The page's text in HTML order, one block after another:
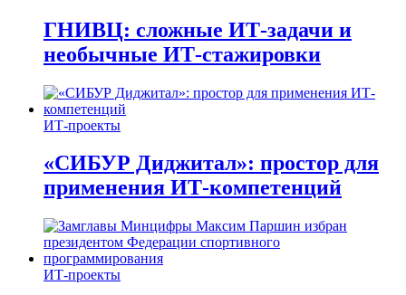
ГНИВЦ: сложные ИТ‑задачи и
необычные ИТ‑стажировки
ИТ-проекты
«СИБУР Диджитал»: простор для
применения ИТ-компетенций
ИТ-проекты